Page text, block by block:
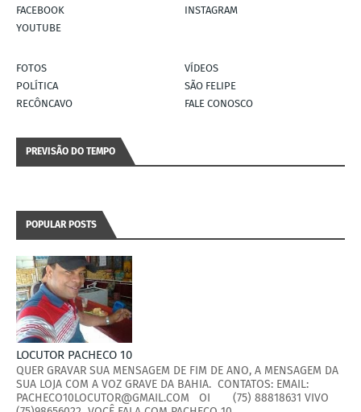
FACEBOOK
INSTAGRAM
YOUTUBE
FOTOS
VÍDEOS
POLÍTICA
SÃO FELIPE
RECÔNCAVO
FALE CONOSCO
PREVISÃO DO TEMPO
POPULAR POSTS
LOCUTOR PACHECO 10
QUER GRAVAR SUA MENSAGEM DE FIM DE ANO, A MENSAGEM DA
SUA LOJA COM A VOZ GRAVE DA BAHIA. CONTATOS: EMAIL:
PACHECO10LOCUTOR@GMAIL.COM OI (75) 88818631 VIVO